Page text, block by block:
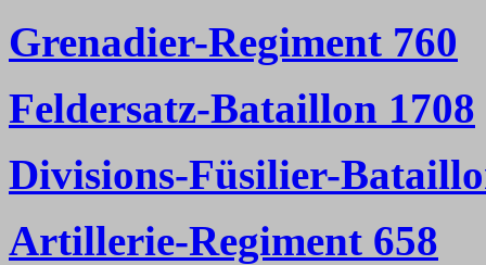
Grenadier-Regiment 760
Feldersatz-Bataillon 1708
Divisions-Füsilier-
Artillerie-Regiment 658